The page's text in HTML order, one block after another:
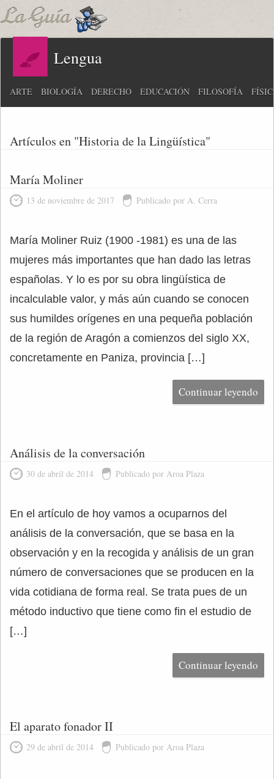
Lengua
ARTE BIOLOGÍA DERECHO EDUCACIÓN FILOSOFÍA
Artículos en "Historia de la Lingüística"
María Moliner
13 de noviembre de 2017 Publicado por A. Cerra
María Moliner Ruiz (1900 -1981) es una de las
mujeres más importantes que han dado las letras
españolas. Y lo es por su obra lingüística de
incalculable valor, y más aún cuando se conocen
sus humildes orígenes en una pequeña población
de la región de Aragón a comienzos del siglo XX,
concretamente en Paniza, provincia […]
Continuar leyendo
Análisis de la conversación
30 de abril de 2014 Publicado por Aroa Plaza
En el artículo de hoy vamos a ocuparnos del
análisis de la conversación, que se basa en la
observación y en la recogida y análisis de un gran
número de conversaciones que se producen en la
vida cotidiana de forma real. Se trata pues de un
método inductivo que tiene como fin el estudio de
[…]
Continuar leyendo
El aparato fonador II
29 de abril de 2014 Publicado por Aroa Plaza